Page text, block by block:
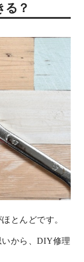
る？
とんどです。
から、DIY修理